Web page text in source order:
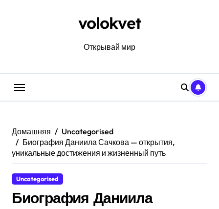
volokvet
Открывай мир
Домашняя
Uncategorised
Биография Даниила Сачкова — открытия,
уникальные достижения и жизненный путь
Uncategorised
Биография Даниила